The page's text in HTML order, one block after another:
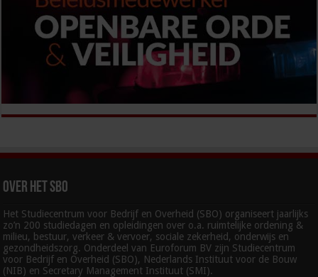
Over het SBO
Het Studiecentrum voor Bedrijf en Overheid (SBO) organiseert jaarlijks
zo’n 200 studiedagen en opleidingen over o.a. ruimtelijke ordening &
milieu, bestuur, verkeer & vervoer, sociale zekerheid, onderwijs en
gezondheidszorg. Onderdeel van Euroforum BV zijn Studiecentrum
voor Bedrijf en Overheid (SBO), Nederlands Instituut voor de Bouw
(NIB) en Secretary Management Instituut (SMI).